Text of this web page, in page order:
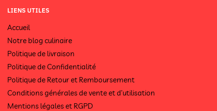
LIENS UTILES
Accueil
Notre blog culinaire
Politique de livraison
Politique de Confidentialité
Politique de Retour et Remboursement
Conditions générales de vente et d’utilisation
Mentions légales et RGPD